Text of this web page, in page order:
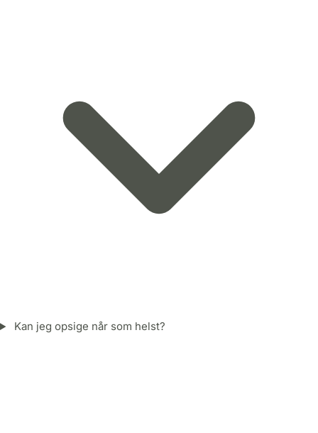
Kan jeg opsige når som helst?